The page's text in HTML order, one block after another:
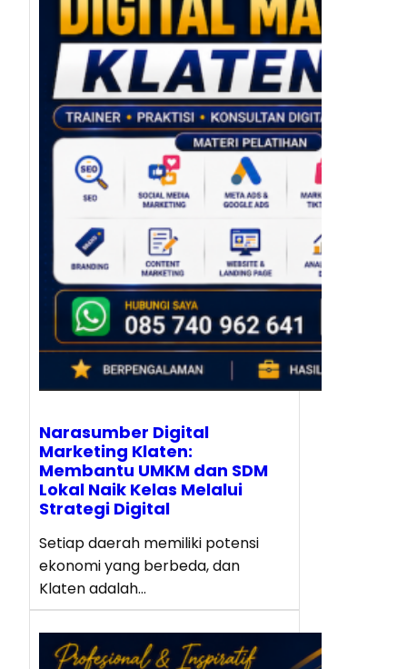
Narasumber Digital
Marketing Klaten:
Membantu UMKM dan SDM
Lokal Naik Kelas Melalui
Strategi Digital
Setiap daerah memiliki potensi
ekonomi yang berbeda, dan
Klaten adalah…